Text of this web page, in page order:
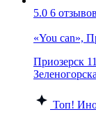
5.0 6 отзывов
«You can»,
Приозерск
Зеленогорска
Топ!